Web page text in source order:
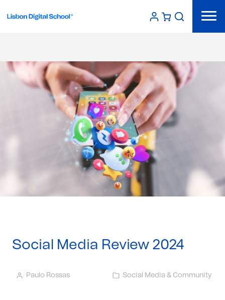
Social Media Review 2024
Paulo Rossas Social Media & Community